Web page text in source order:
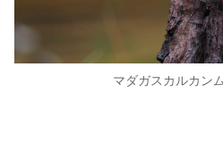
マダガスカルカン